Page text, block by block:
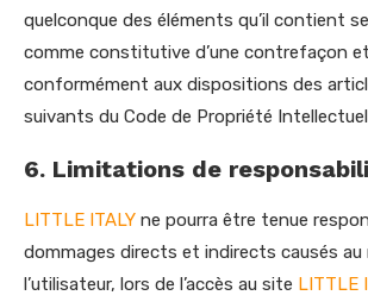
quelconque des éléments qu’il contient
comme constitutive d’une contrefaçon
conformément aux dispositions des
suivants du Code de Propriété
6. Limitations de
LITTLE ITALY ne pourra être tenue
dommages directs et indirects causés au
l’utilisateur, lors de l’accès au site LITTLE